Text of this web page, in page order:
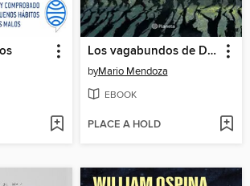
Los vagabundos de Dios
byMario Mendoza
EBOOK
PLACE A HOLD